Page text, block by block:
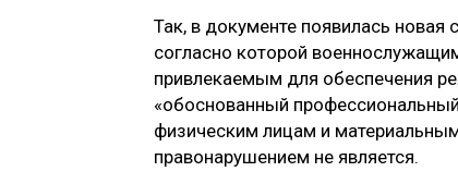
Так, в документе появилась новая
согласно которой
привлекаемым для обеспечения
«обоснованный
физическим лицам и
правонарушением не является.